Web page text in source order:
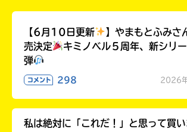
【6月10日更新
】やまもとふみさ
売決定
キミノベル５周年、新シリ
弾
コメント 298 2026
私は絶対に「これだ！」と思って買